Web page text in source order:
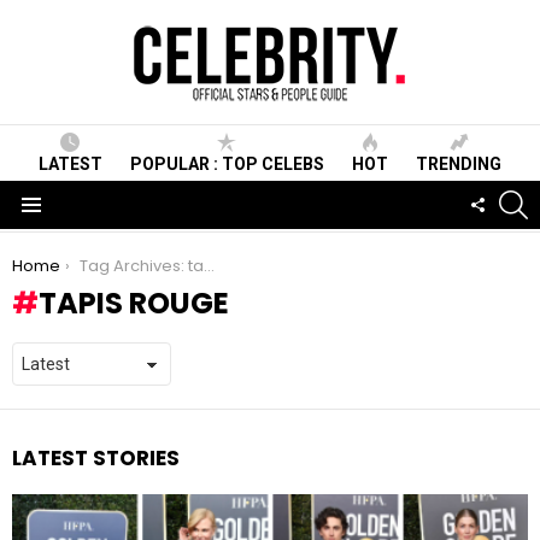
LATEST POPULAR : TOP CELEBS HOT TRENDING
You are here:
Home Tag Archives: tapis rouge
TAPIS ROUGE
LATEST STORIES